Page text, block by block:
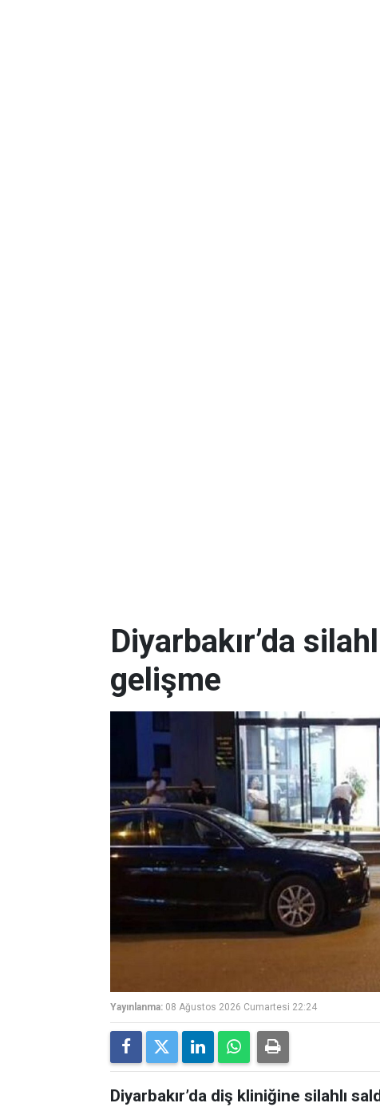
Diyarbakır’da
gelişme
Yayınlanma: 08 Ağustos 2026 Cumartesi 22:24
Diyarbakır’da diş kliniğine silahlı